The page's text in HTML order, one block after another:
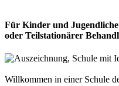
Für Kinder und
oder Teilstationärer
Willkommen in einer Schule